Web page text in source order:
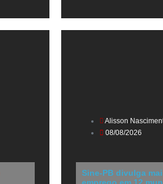
Alisson
08/08/2026
Sine-PB divulga